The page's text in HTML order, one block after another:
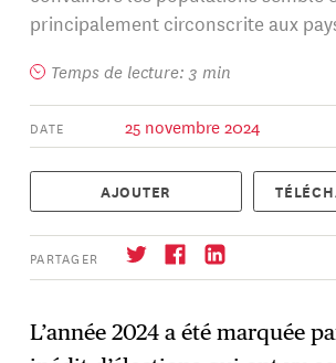
principalement circonscrite aux
Temps de lecture: 3 min
DATE 25 novembre 2024
AJOUTER
PARTAGER
L’année 2024 a été marquée